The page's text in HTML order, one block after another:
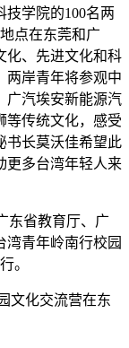
学院的100名两
点在东莞和广
化、先进文化和科
两岸青年将参观中
广汽埃安新能源汽
等传统文化，感受
书长莫沃佳希望此
更多台湾年轻人来
省教育厅、广
湾青年岭南行校园
。
文化交流营在东